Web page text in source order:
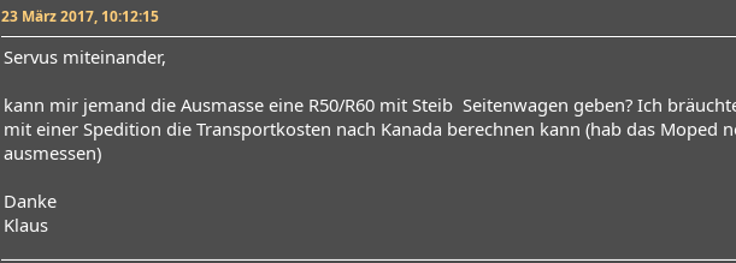
23 März 2017, 10:12:15
Servus miteinander,
kann mir jemand die Ausmasse eine R50/R60 mit Steib Seitenwagen geben? Ich
mit einer Spedition die Transportkosten nach Kanada berechnen kann (hab das Moped
ausmessen)
Danke
Klaus